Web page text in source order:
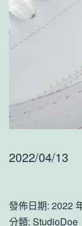
2022/04/13
發佈日期: 2022
分類: StudioDoe